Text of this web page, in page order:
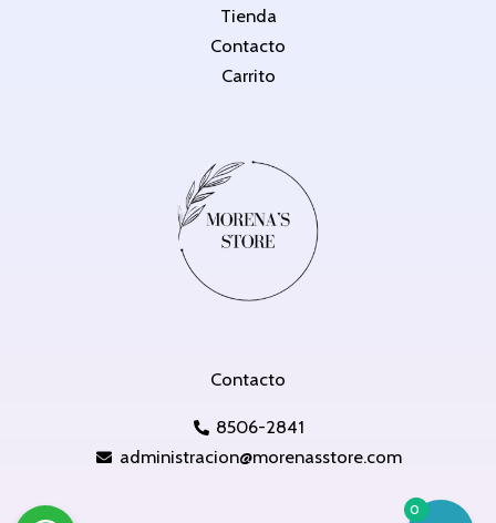
Contacto
8506-2841
administracion@morenasstore.com
Tienda
Contacto
Carrito
0